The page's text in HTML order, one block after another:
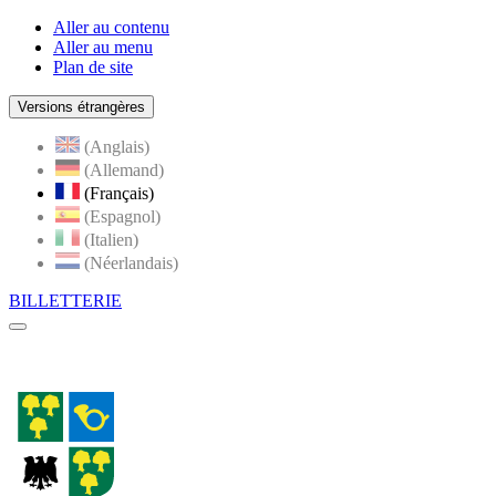
Aller au contenu
Aller au menu
Plan de site
Versions étrangères
(Anglais)
(Allemand)
(Français)
(Espagnol)
(Italien)
(Néerlandais)
BILLETTERIE
Menu